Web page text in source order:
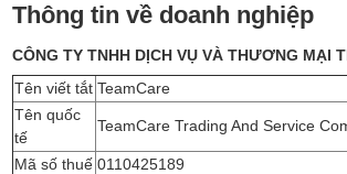
Thông tin về doanh nghiệp
CÔNG TY TNHH DỊCH VỤ VÀ THƯƠNG MẠI
Tên viết tắt TeamCare
Tên quốc
tế
TeamCare Trading And Service
Mã số thuế 0110425189